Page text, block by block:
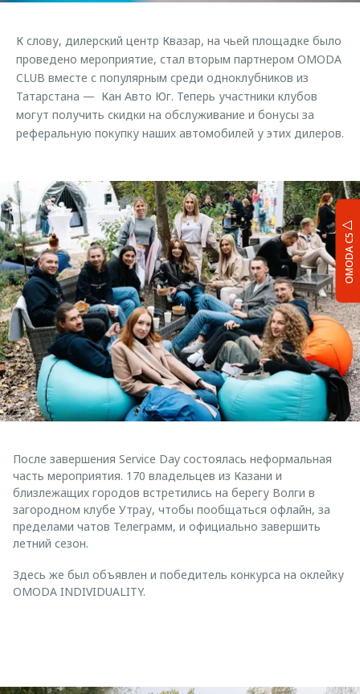
OMODA C5
К слову, дилерский центр Квазар, на чьей площадке было
проведено мероприятие, стал вторым партнером OMODA
CLUB вместе с популярным среди одноклубников из
Татарстана — Кан Авто Юг. Теперь участники клубов
могут получить скидки на обслуживание и бонусы за
реферальную покупку наших автомобилей у этих дилеров.
После завершения Service Day состоялась неформальная
часть мероприятия. 170 владельцев из Казани и
близлежащих городов встретились на берегу Волги в
загородном клубе Утрау, чтобы пообщаться офлайн, за
пределами чатов Телеграмм, и официально завершить
летний сезон.
Здесь же был объявлен и победитель конкурса на оклейку
OMODA INDIVIDUALITY.